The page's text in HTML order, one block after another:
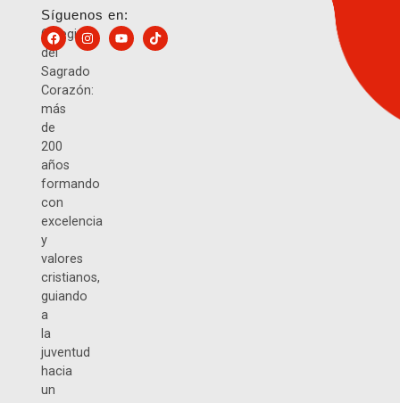
Colegio
del
Sagrado
Corazón:
más
de
200
años
formando
con
excelencia
y
valores
cristianos,
guiando
a
la
juventud
hacia
un
Síguenos en: